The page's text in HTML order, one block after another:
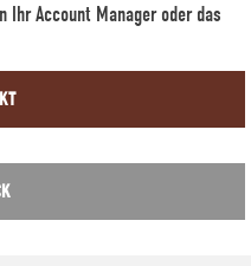
Ihr Account Manager oder das